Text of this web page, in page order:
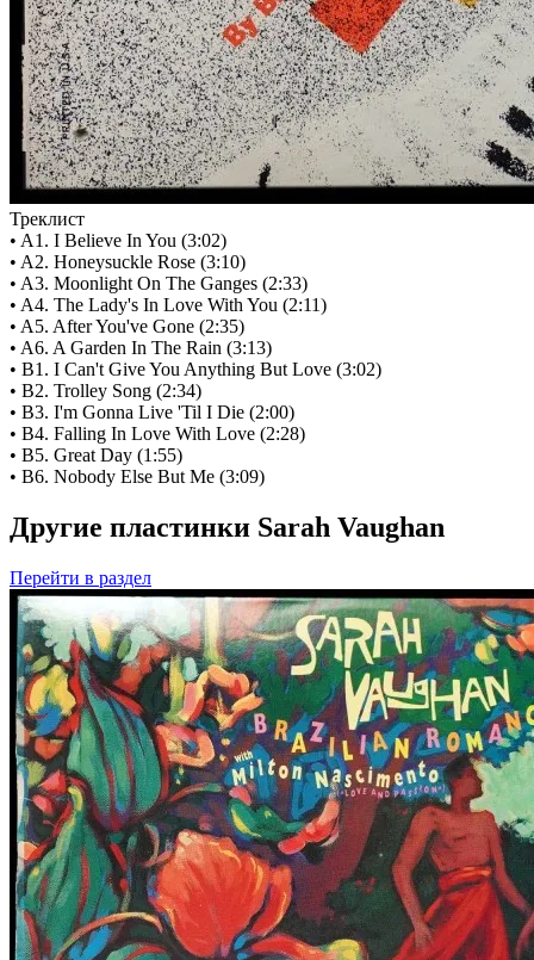
Треклист
• A1. I Believe In You (3:02)
• A2. Honeysuckle Rose (3:10)
• A3. Moonlight On The Ganges (2:33)
• A4. The Lady's In Love With You (2:11)
• A5. After You've Gone (2:35)
• A6. A Garden In The Rain (3:13)
• B1. I Can't Give You Anything But Love (3:02)
• B2. Trolley Song (2:34)
• B3. I'm Gonna Live 'Til I Die (2:00)
• B4. Falling In Love With Love (2:28)
• B5. Great Day (1:55)
• B6. Nobody Else But Me (3:09)
Другие пластинки Sarah Vaughan
Перейти в раздел